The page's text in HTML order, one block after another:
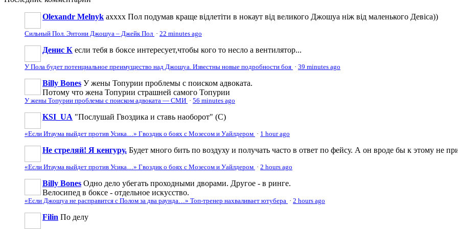
Olexandr Melnyk ахххх Пол подумав краще відлетіти в нокаут від великого Джошуа ніж від маленького Девіса))
Сильный Пол. Энтони Джошуа – Джейк Пол · 22 minutes ago
Денис К если тебя в боксе интересует,чтобы кого то несло а вентилятор...
У Пола будет потенциальное преимущество над Джошуа. Известны новые подробности боя · 39 minutes ago
Billy Bones У жены Топурии проблемы с поиском адвоката.
Потому что жена Топурии страшней самого Топурии
У жены Топурии проблемы с поиском адвоката — СМИ · 56 minutes ago
KSI_UA "Послушай Гвоздика и ставь наоборот" (С)
«Если Итаума выйдет против Усика…» Гвоздик о боях с Мозесом и Уайлдером · 1 hour ago
Не стреляй! Я кенгуру. Будет много бить по воздуху и получать часто в ответ по фейсу. А он вроде бы к этому не
«Если Итаума выйдет против Усика…» Гвоздик о боях с Мозесом и Уайлдером · 2 hours ago
Billy Bones Одно дело убегать проходными дворами. Другое - в ринге.
Велосипед в боксе - отдельное искусство.
«Если Джошуа не расправится с Полом за два раунда…» Топ-тренер нахваливает ютубера · 2 hours ago
Filin По делу